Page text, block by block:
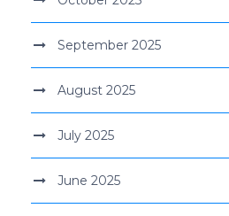
September 2025
August 2025
July 2025
June 2025